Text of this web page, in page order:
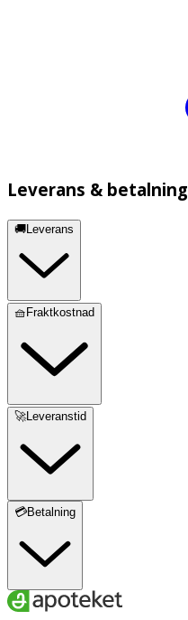
Leverans & betalning
🚚Leverans
🧺Fraktkostnad
🚀Leveranstid
💳Betalning